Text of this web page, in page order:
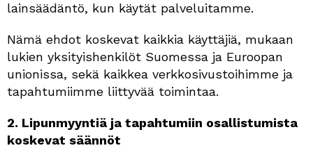
lainsäädäntö, kun käytät palveluitamme.
Nämä ehdot koskevat kaikkia käyttäjiä, mukaan
lukien yksityishenkilöt Suomessa ja Euroopan
unionissa, sekä kaikkea verkkosivustoihimme ja
tapahtumiimme liittyvää toimintaa.
2. Lipunmyyntiä ja tapahtumiin osallistumista
koskevat säännöt